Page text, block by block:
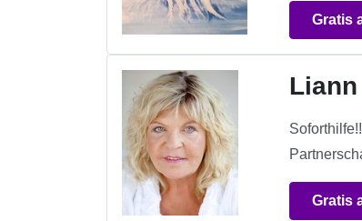
Gratis
Liann
Gratis